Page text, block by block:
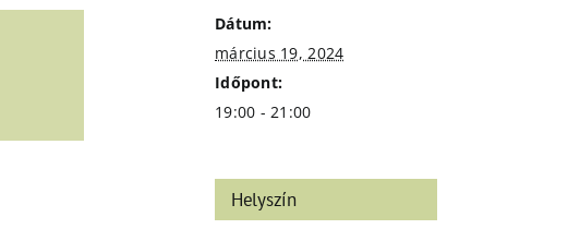
Dátum:
március 19, 2024
Időpont:
19:00 - 21:00
Helyszín